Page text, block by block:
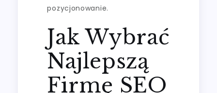
pozycjonowanie.
Jak Wybrać
Najlepszą
Firmę SEO